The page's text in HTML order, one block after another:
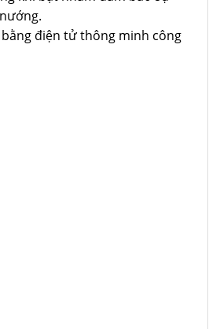
điện tử thông minh công